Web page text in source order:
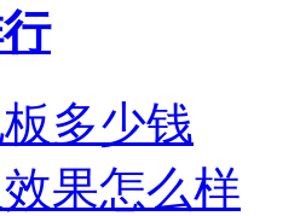
多少钱
果怎么样